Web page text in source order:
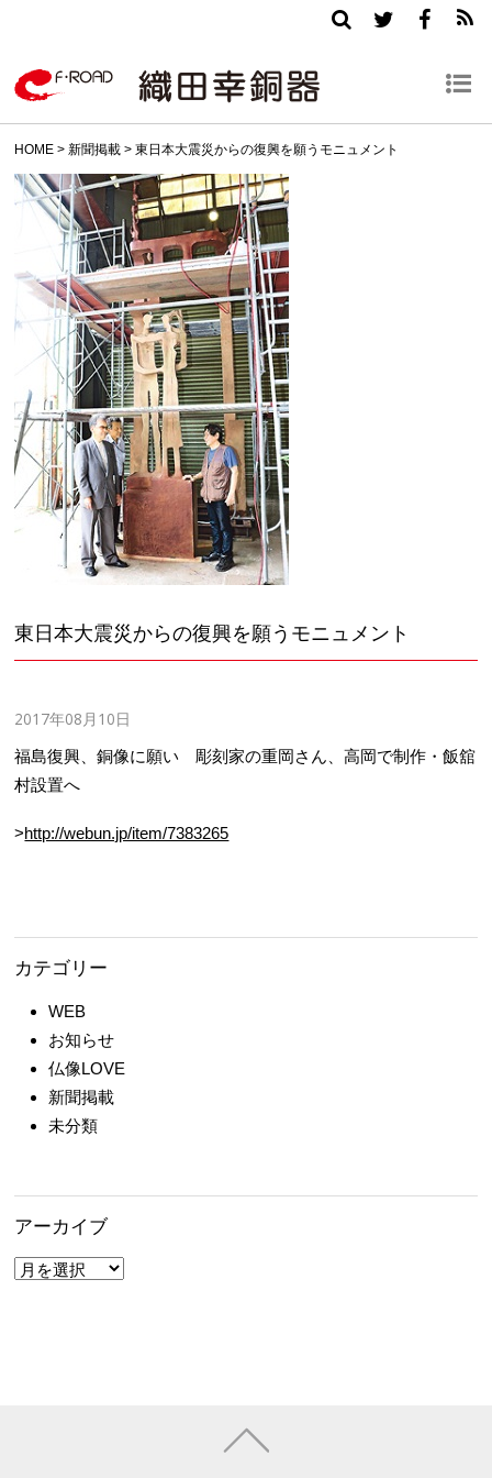
HOME >新聞掲載 >東日本大震災からの復興を願うモニュメント
東日本大震災からの復興を願うモニュメント
2017年08月10日
福島復興、銅像に願い 彫刻家の重岡さん、高岡で制作・飯舘
村設置へ
>http://webun.jp/item/7383265
カテゴリー
WEB
お知らせ
仏像LOVE
新聞掲載
未分類
アーカイブ
ア